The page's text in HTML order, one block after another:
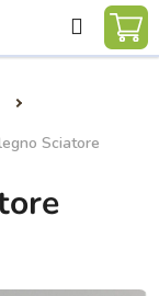
Ricerca
Sciatore